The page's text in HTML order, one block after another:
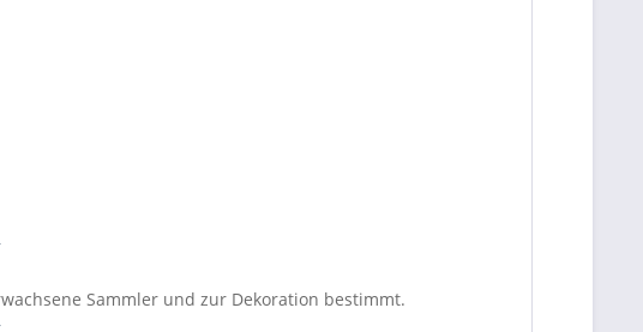
Sammler und zur Dekoration bestimmt.